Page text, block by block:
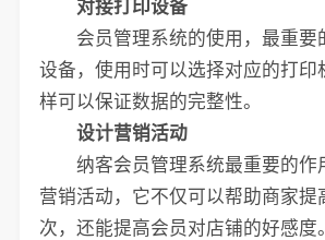
对接打印设备
会员管理系统的使用，最重要
设备，使用时可以选择对应的打印
样可以保证数据的完整性。
设计营销活动
纳客会员管理系统最重要的作
营销活动，它不仅可以帮助商家提
次，还能提高会员对店铺的好感度。